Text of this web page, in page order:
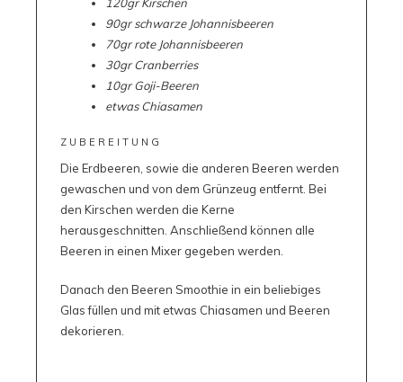
90gr schwarze Johannisbeeren
70gr rote Johannisbeeren
30gr Cranberries
10gr Goji-Beeren
etwas Chiasamen
ZUBEREITUNG
Die Erdbeeren, sowie die anderen Beeren werden
gewaschen und von dem Grünzeug entfernt. Bei
den Kirschen werden die Kerne
herausgeschnitten. Anschließend können alle
Beeren in einen Mixer gegeben werden.
Danach den Beeren Smoothie in ein beliebiges
Glas füllen und mit etwas Chiasamen und Beeren
dekorieren.